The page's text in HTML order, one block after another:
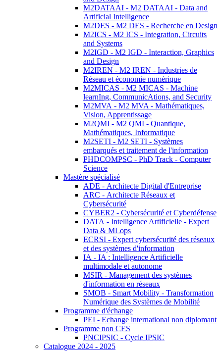
M2DATAAI - M2 DATAAI - Data and
Artificial Intelligence
M2DES - M2 DES - Recherche en Design
M2ICS - M2 ICS - Integration, Circuits
and Systems
M2IGD - M2 IGD - Interaction, Graphics
and Design
M2IREN - M2 IREN - Industries de
Réseau et économie numérique
M2MICAS - M2 MICAS - Machine
learnIng, CommunicAtions, and Security
M2MVA - M2 MVA - Mathématiques,
Vision, Apprentissage
M2QMI - M2 QMI - Quantique,
Mathématiques, Informatique
M2SETI - M2 SETI - Systèmes
embarqués et traitement de l'information
PHDCOMPSC - PhD Track - Computer
Science
Mastère spécialisé
ADE - Architecte Digital d'Entreprise
ARC - Architecte Réseaux et
Cybersécurité
CYBER2 - Cybersécurité et Cyberdéfense
DATA - Intelligence Artificielle - Expert
Data & MLops
ECRSI - Expert cybersécurité des réseaux
et des systèmes d'information
IA - IA : Intelligence Artificielle
multimodale et autonome
MSIR - Management des systèmes
d'information en réseaux
SMOB - Smart Mobility - Transformation
Numérique des Systèmes de Mobilité
Programme d'échange
PEI - Echange international non diplomant
Programme non CES
PNCIPSIC - Cycle IPSIC
Catalogue 2024 - 2025